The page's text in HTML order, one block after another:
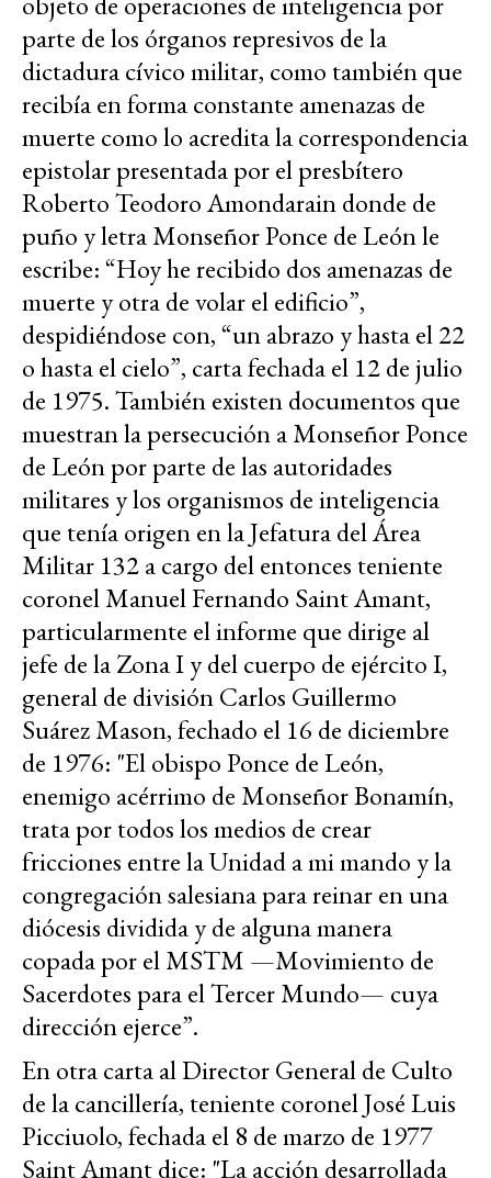
parte de los órganos represivos de la
dictadura cívico militar, como también que
recibía en forma constante amenazas de
muerte como lo acredita la correspondencia
epistolar presentada por el presbítero
Roberto Teodoro Amondarain donde de
puño y letra Monseñor Ponce de León le
escribe: “Hoy he recibido dos amenazas de
muerte y otra de volar el edificio”,
despidiéndose con, “un abrazo y hasta el 22
o hasta el cielo”, carta fechada el 12 de julio
de 1975. También existen documentos que
muestran la persecución a Monseñor Ponce
de León por parte de las autoridades
militares y los organismos de inteligencia
que tenía origen en la Jefatura del Área
Militar 132 a cargo del entonces teniente
coronel Manuel Fernando Saint Amant,
particularmente el informe que dirige al
jefe de la Zona I y del cuerpo de ejército I,
general de división Carlos Guillermo
Suárez Mason, fechado el 16 de diciembre
de 1976: "El obispo Ponce de León,
enemigo acérrimo de Monseñor Bonamín,
trata por todos los medios de crear
fricciones entre la Unidad a mi mando y la
congregación salesiana para reinar en una
diócesis dividida y de alguna manera
copada por el MSTM —Movimiento de
Sacerdotes para el Tercer Mundo— cuya
dirección ejerce”.
En otra carta al Director General de Culto
de la cancillería, teniente coronel José Luis
Picciuolo, fechada el 8 de marzo de 1977
Saint Amant dice: "La acción desarrollada